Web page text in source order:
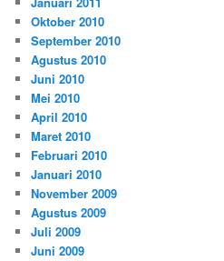
Oktober 2010
September 2010
Agustus 2010
Juni 2010
Mei 2010
April 2010
Maret 2010
Februari 2010
Januari 2010
November 2009
Agustus 2009
Juli 2009
Juni 2009